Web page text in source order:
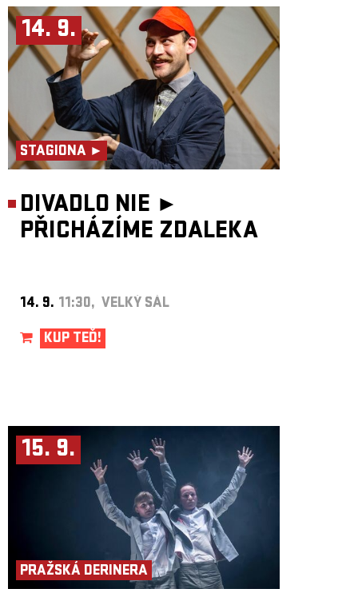
14. 9.
STAGIONA ►
DIVADLO NIE ►
PŘICHÁZÍME ZDALEKA
14. 9. 11:30, VELKÝ SÁL
KUP TEĎ!
15. 9.
PRAŽSKÁ DERINERA